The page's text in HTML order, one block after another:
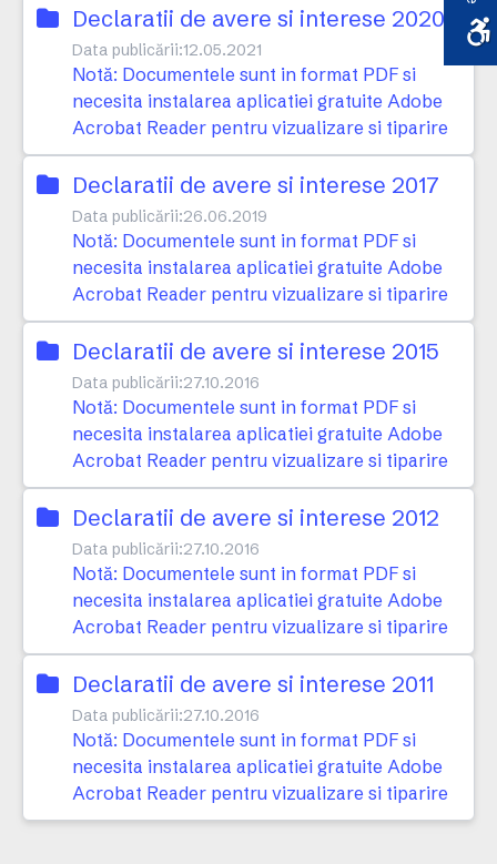
Declaratii de avere si interese 2020
Data publicării:12.05.2021
Notă: Documentele sunt in format PDF si
necesita instalarea aplicatiei gratuite Adobe
Acrobat Reader pentru vizualizare si tiparire
Declaratii de avere si interese 2017
Data publicării:26.06.2019
Notă: Documentele sunt in format PDF si
necesita instalarea aplicatiei gratuite Adobe
Acrobat Reader pentru vizualizare si tiparire
Declaratii de avere si interese 2015
Data publicării:27.10.2016
Notă: Documentele sunt in format PDF si
necesita instalarea aplicatiei gratuite Adobe
Acrobat Reader pentru vizualizare si tiparire
Declaratii de avere si interese 2012
Data publicării:27.10.2016
Notă: Documentele sunt in format PDF si
necesita instalarea aplicatiei gratuite Adobe
Acrobat Reader pentru vizualizare si tiparire
Declaratii de avere si interese 2011
Data publicării:27.10.2016
Notă: Documentele sunt in format PDF si
necesita instalarea aplicatiei gratuite Adobe
Acrobat Reader pentru vizualizare si tiparire